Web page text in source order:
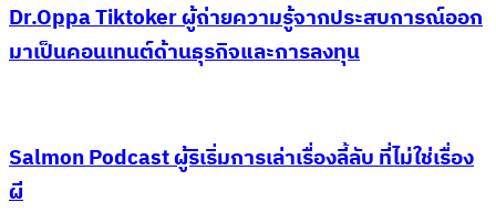
Dr.Oppa Tiktoker ผู้ถ่ายความรู้จากประสบการณ์ออก
มาเป็นคอนเทนต์ด้านธุรกิจและการลงทุน
Salmon Podcast ผู้ริเริ่มการเล่าเรื่องลี้ลับ ที่ไม่ใช่เรื่อง
ผี